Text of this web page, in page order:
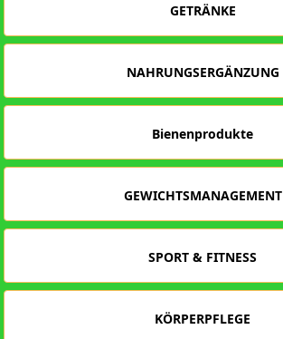
GETRÄNKE
NAHRUNGSERGÄNZUNG
Bienenprodukte
GEWICHTSMANAGEMENT
SPORT & FITNESS
KÖRPERPFLEGE